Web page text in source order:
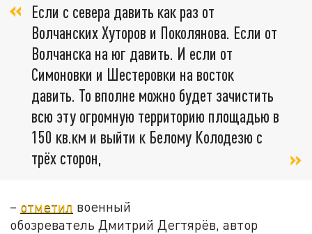
Если с севера давить как раз от
Волчанских Хуторов и Поколянова. Если от
Волчанска на юг давить. И если от
Симоновки и Шестеровки на восток
давить. То вполне можно будет зачистить
всю эту огромную территорию площадью в
150 кв.км и выйти к Белому Колодезю с
трёх сторон,
– отметил военный
обозреватель Дмитрий Дегтярёв, автор